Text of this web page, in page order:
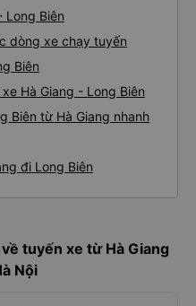
Long Biên
dòng xe chạy tuyến
Biên
Hà Giang - Long Biên
Biên từ Hà Giang nhanh
đi Long Biên
tuyến xe từ Hà Giang
Nội